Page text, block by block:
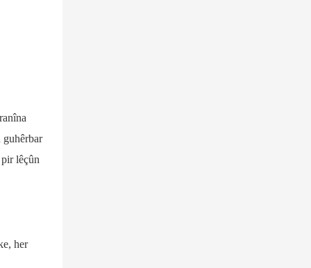
guhêrbar
lêçûn
her